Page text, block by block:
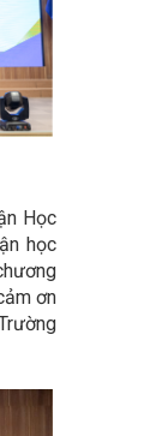
Học
học
ơn